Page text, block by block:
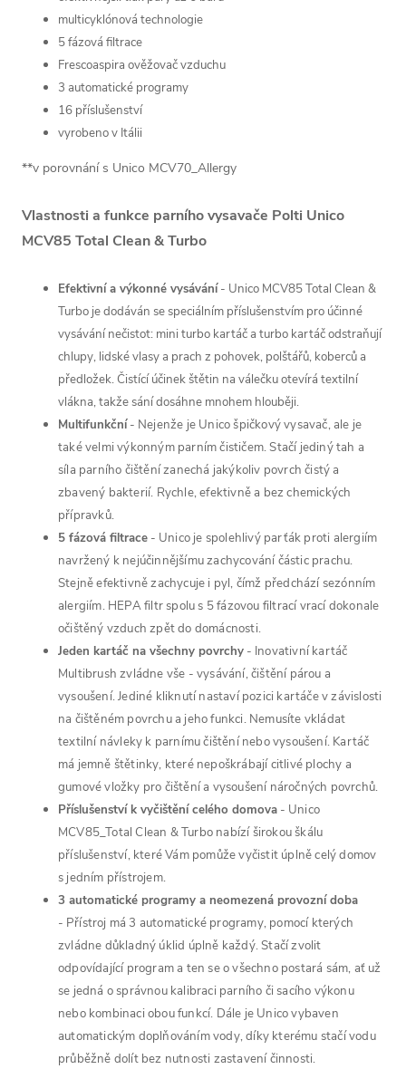
multicyklónová technologie
5 fázová filtrace
Frescoaspira ověžovač vzduchu
3 automatické programy
16 příslušenství
vyrobeno v Itálii
**v porovnání s Unico MCV70_Allergy
Vlastnosti a funkce parního vysavače Polti Unico
MCV85 Total Clean & Turbo
Efektivní a výkonné vysávání- Unico MCV85 Total Clean &
Turbo je dodáván se speciálním příslušenstvím pro účinné
vysávání nečistot: mini turbo kartáč a turbo kartáč odstraňují
chlupy, lidské vlasy a prach z pohovek, polštářů, koberců a
předložek. Čistící účinek štětin na válečku otevírá textilní
vlákna, takže sání dosáhne mnohem hlouběji.
Multifunkční- Nejenže je Unico špičkový vysavač, ale je
také velmi výkonným parním čističem. Stačí jediný tah a
síla parního čištění zanechá jakýkoliv povrch čistý a
zbavený bakterií. Rychle, efektivně a bez chemických
přípravků.
5 fázová filtrace - Unico je spolehlivý parťák proti alergiím
navržený k nejúčinnějšímu zachycování částic prachu.
Stejně efektivně zachycuje i pyl, čímž předchází sezónním
alergiím. HEPA filtr spolu s 5 fázovou filtrací vrací dokonale
očištěný vzduch zpět do domácnosti.
Jeden kartáč na všechny povrchy - Inovativní kartáč
Multibrush zvládne vše - vysávání, čištění párou a
vysoušení. Jediné kliknutí nastaví pozici kartáče v závislosti
na čištěném povrchu a jeho funkci. Nemusíte vkládat
textilní návleky k parnímu čištění nebo vysoušení. Kartáč
má jemně štětinky, které nepoškrábají citlivé plochy a
gumové vložky pro čištění a vysoušení náročných povrchů.
Příslušenství k vyčištění celého domova - Unico
MCV85_Total Clean & Turbo nabízí širokou škálu
příslušenství, které Vám pomůže vyčistit úplně celý domov
s jedním přístrojem.
3 automatické programy a neomezená provozní doba
- Přístroj má 3 automatické programy, pomocí kterých
zvládne důkladný úklid úplně každý. Stačí zvolit
odpovídající program a ten se o všechno postará sám, ať už
se jedná o správnou kalibraci parního či sacího výkonu
nebo kombinaci obou funkcí. Dále je Unico vybaven
automatickým doplňováním vody, díky kterému stačí vodu
průběžně dolít bez nutnosti zastavení činnosti.